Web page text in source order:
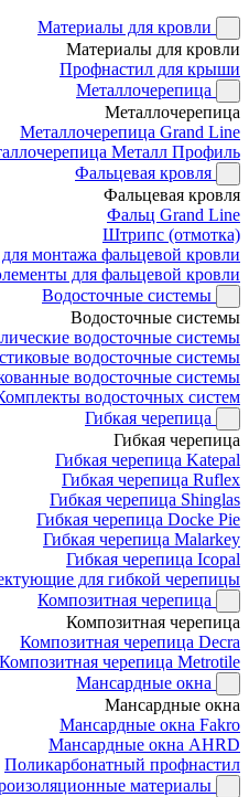
Материалы для кровли
Материалы для кровли
Профнастил для крыши
Металлочерепица
Металлочерепица
Металлочерепица Grand Line
Металл Профиль
Фальцевая кровля
Фальцевая кровля
Фальц Grand Line
Штрипс (отмотка)
монтажа фальцевой кровли
для фальцевой кровли
Водосточные системы
Водосточные системы
водосточные системы
водосточные системы
водосточные системы
водосточных систем
Гибкая черепица
Гибкая черепица
Гибкая черепица Katepal
Гибкая черепица Ruflex
Гибкая черепица Shinglas
Гибкая черепица Docke Pie
Гибкая черепица Malarkey
Гибкая черепица Icopal
для гибкой черепицы
Композитная черепица
Композитная черепица
Композитная черепица Decra
Композитная черепица Metrotile
Мансардные окна
Мансардные окна
Мансардные окна Fakro
Мансардные окна AHRD
Поликарбонатный профнастил
материалы